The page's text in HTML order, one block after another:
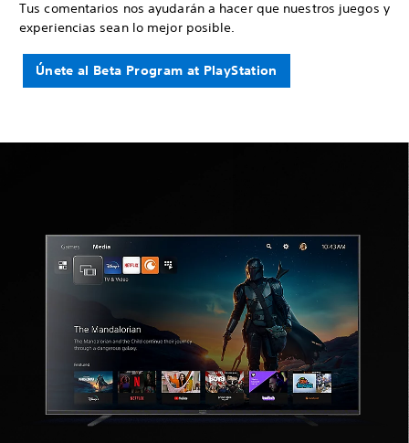
Tus comentarios nos ayudarán a hacer que nuestros juegos y
experiencias sean lo mejor posible.
Únete al Beta Program at PlayStation